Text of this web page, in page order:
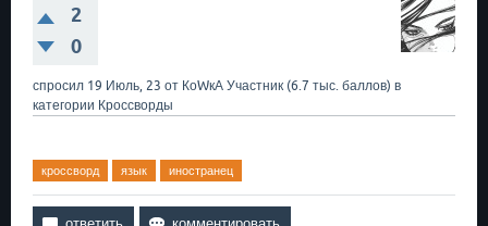
2
0
спросил 19 Июль, 23 от КоWкА Участник (6.7 тыс. баллов) в
категории Кроссворды
кроссворд язык иностранец